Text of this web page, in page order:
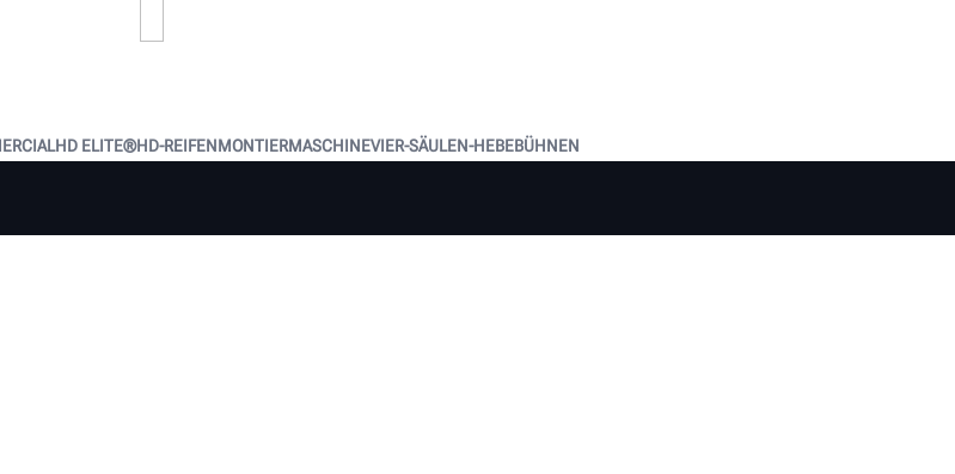
HD ELITE®HD-REIFENMONTIERMASCHINEVIER-SÄULEN-HEBEBÜHNEN